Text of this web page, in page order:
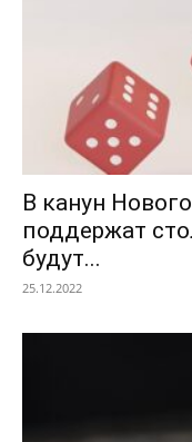
В канун
поддержат
будут...
25.12.2022